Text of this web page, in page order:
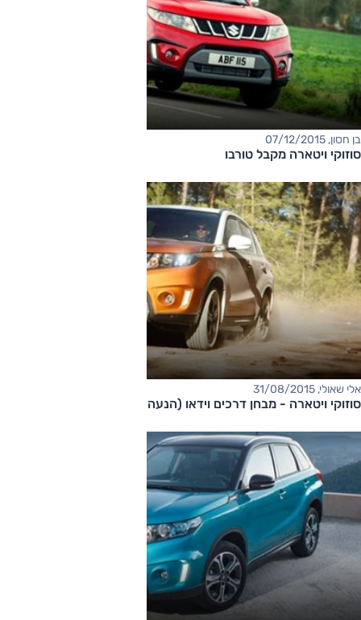
בן חסון, 07/12/2015
סוזוקי ויטארה מקבל טורבו
אלי שאולי, 31/08/2015
סוזוקי ויטארה - מבחן דרכים וידאו (הנעה כפולה)